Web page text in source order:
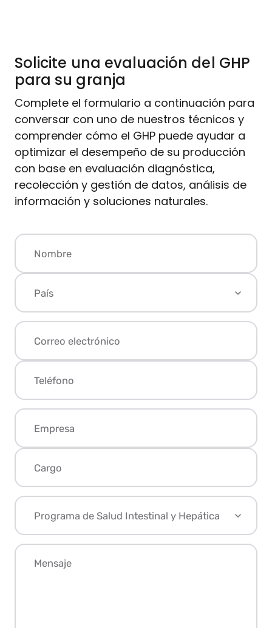
Solicite una evaluación del GHP
para su granja
Complete el formulario a continuación para
conversar con uno de nuestros técnicos y
comprender cómo el GHP puede ayudar a
optimizar el desempeño de su producción
con base en evaluación diagnóstica,
recolección y gestión de datos, análisis de
información y soluciones naturales.